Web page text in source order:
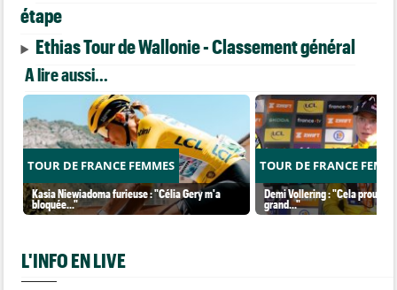
étape
Ethias Tour de Wallonie - Classement général
A lire aussi...
TOUR DE FRANCE FEMMES
Kasia Niewiadoma furieuse : "Célia Gery m'a
bloquée..."
TOUR DE FRANCE
Demi Vollering : "Cela prouve
grand..."
L'INFO EN LIVE